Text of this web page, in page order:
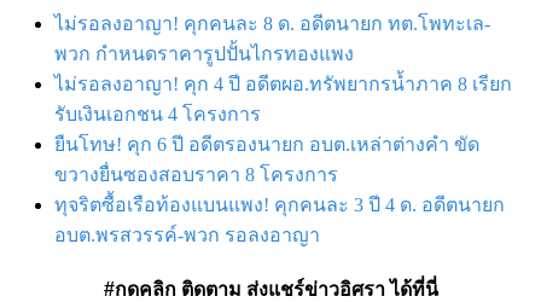
ไม่รอลงอาญา! คุกคนละ 8 ด. อดีตนายก ทต.โพทะเล-
พวก กำหนดราคารูปปั้นไกรทองแพง
ไม่รอลงอาญา! คุก 4 ปี อดีตผอ.ทรัพยากรน้ำภาค 8 เรียก
รับเงินเอกชน 4 โครงการ
ยืนโทษ! คุก 6 ปี อดีตรองนายก อบต.เหล่าต่างคำ ขัด
ขวางยื่นซองสอบราคา 8 โครงการ
ทุจริตซื้อเรือท้องแบนแพง! คุกคนละ 3 ปี 4 ด. อดีตนายก
อบต.พรสวรรค์-พวก รอลงอาญา
#กดคลิก ติดตาม ส่งแชร์ข่าวอิศรา ได้ที่นี่